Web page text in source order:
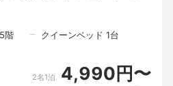
約』と御予約名をフロントにて申
営を行っているレジャーホテルで
階 クイーンベッド 1台
2名1泊 4,990円〜